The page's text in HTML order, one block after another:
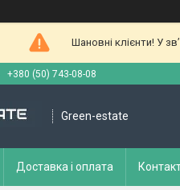
Шановні клієнти! У
+380 (50) 743-08-08
Green-estate
Доставка і оплата